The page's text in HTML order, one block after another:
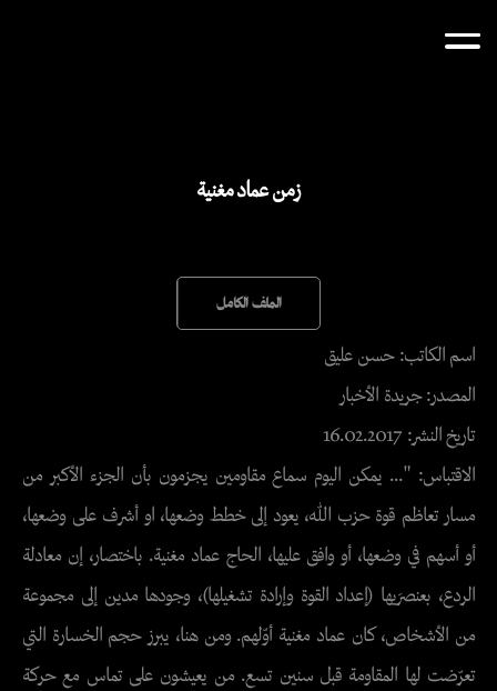
زمن عماد مغنية
الملف الكامل
اسم الكاتب: حسن عليق
المصدر: جريدة الأخبار
تاريخ النشر: 16.02.2017
الاقتباس: "... يمكن اليوم سماع مقاومين يجزمون بأن الجزء الأكبر من
مسار تعاظم قوة حزب الله، يعود إلى خطط وضعها، او أشرف على وضعها،
أو أسهم في وضعها، أو وافق عليها، الحاج عماد مغنية. باختصار، إن معادلة
الردع، بعنصرَيها (إعداد القوة وإرادة تشغيلها)، وجودها مدين إلى مجموعة
من الأشخاص، كان عماد مغنية أوّلهم. ومن هنا، يبرز حجم الخسارة التي
تعرّضت لها المقاومة قبل سنين تسع. من يعيشون على تماس مع حركة